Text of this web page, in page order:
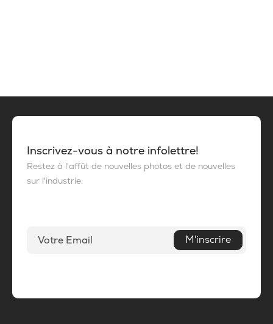
Inscrivez-vous à notre infolettre!
Restez à l'affût de nouvelles photos et de nouvelles
sur l'industrie.
M'inscrire